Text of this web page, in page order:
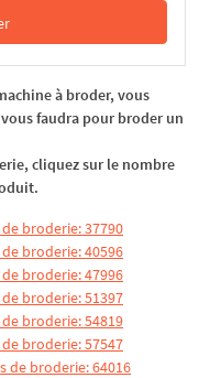
à broder, vous
faudra pour broder un
cliquez sur le nombre
broderie: 37790
broderie: 40596
broderie: 47996
broderie: 51397
broderie: 54819
broderie: 57547
de broderie: 64016